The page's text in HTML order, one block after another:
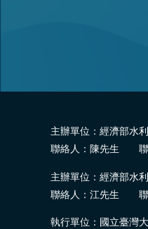
主辦單位：經濟部水
聯絡人：陳先生 聯
主辦單位：經濟部水
聯絡人：江先生 聯
執行單位：國立臺灣